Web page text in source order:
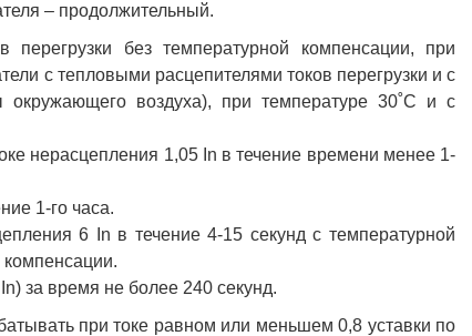
– продолжительный.
без температурной компенсации, при
с тепловыми расцепителями токов перегрузки и с
окружающего воздуха), при температуре 30˚С и с
нерасцепления 1,05 In в течение времени менее 1-
1-го часа.
6 In в течение 4-15 секунд с температурной
за время не более 240 секунд.
при токе равном или меньшем 0,8 уставки по